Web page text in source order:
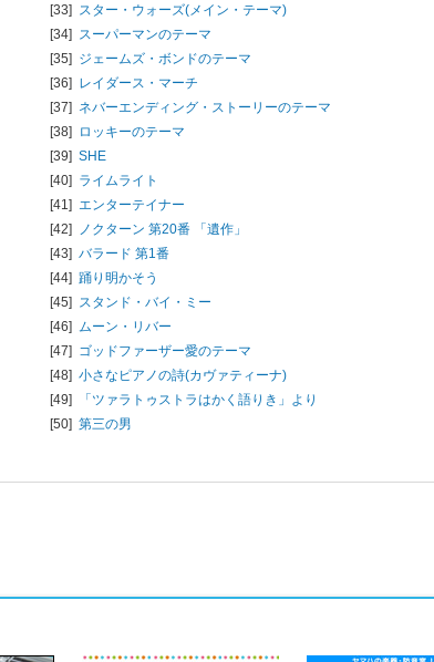
[33] スター・ウォーズ(メイン・テーマ)
[34] スーパーマンのテーマ
[35] ジェームズ・ボンドのテーマ
[36] レイダース・マーチ
[37] ネバーエンディング・ストーリーのテーマ
[38] ロッキーのテーマ
[39] SHE
[40] ライムライト
[41] エンターテイナー
[42] ノクターン 第20番 「遺作」
[43] バラード 第1番
[44] 踊り明かそう
[45] スタンド・バイ・ミー
[46] ムーン・リバー
[47] ゴッドファーザー愛のテーマ
[48] 小さなピアノの詩(カヴァティーナ)
[49]
「ツァラトゥストラはかく語りき」より
[50] 第三の男